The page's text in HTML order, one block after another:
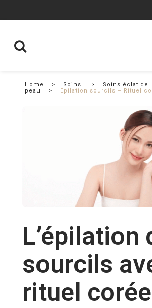
Home > Soins >
Soins éclat de
peau
> Epilation sourcils – Rituel
L’épilation
sourcils
rituel